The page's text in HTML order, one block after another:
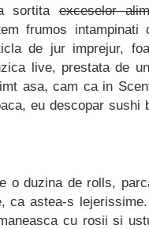
sortitaexceselor
frumos
de jur imprejur,
live, prestata de
asa, cam ca in
eu descopar sushi
o duzina de rolls,
ca astea-s
cu rosii si